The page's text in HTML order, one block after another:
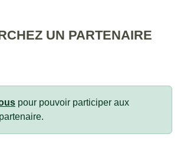
UN PARTENAIRE
pour pouvoir participer aux